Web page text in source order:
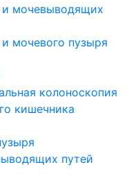
и мочевыводящих
мочевого пузыря
колоноскопия
кишечника
путей